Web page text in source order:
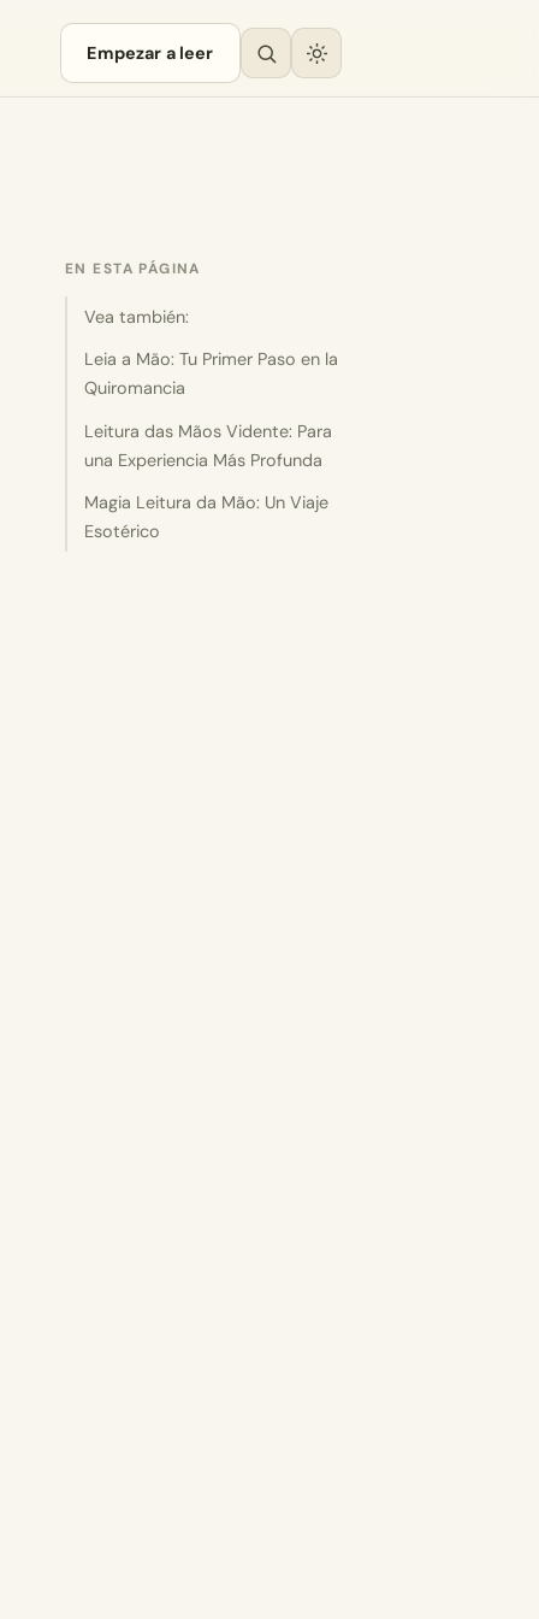
Empezar a leer
EN ESTA PÁGINA
Vea también:
Leia a Mão: Tu Primer Paso en la
Quiromancia
Leitura das Mãos Vidente: Para
una Experiencia Más Profunda
Magia Leitura da Mão: Un Viaje
Esotérico